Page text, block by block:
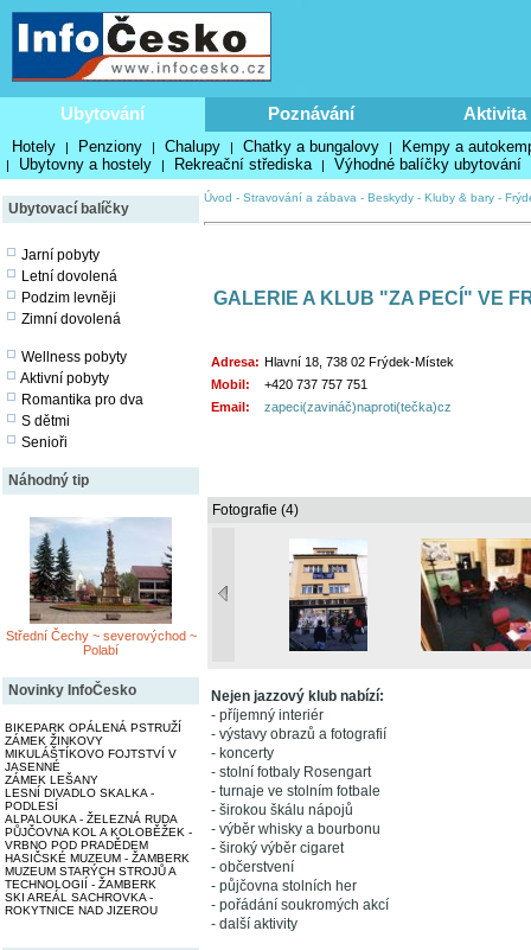
Ubytování Poznávání Aktivita
Hotely | Penziony | Chalupy | Chatky a bungalovy | Kempy a
| Ubytovny a hostely | Rekreační střediska | Výhodné balíčky ubytování
Ubytovací balíčky
Jarní pobyty
Letní dovolená
Podzim levněji
Zimní dovolená
Wellness pobyty
Aktivní pobyty
Romantika pro dva
S dětmi
Senioři
Náhodný tip
Střední Čechy ~ severovýchod ~
Polabí
Novinky InfoČesko
BIKEPARK OPÁLENÁ PSTRUŽÍ
ZÁMEK ŽINKOVY
MIKULÁŠTÍKOVO FOJTSTVÍ V
JASENNÉ
ZÁMEK LEŠANY
LESNÍ DIVADLO SKALKA -
PODLESÍ
ALPALOUKA - ŽELEZNÁ RUDA
PŮJČOVNA KOL A KOLOBĚŽEK -
VRBNO POD PRADĚDEM
HASIČSKÉ MUZEUM - ŽAMBERK
MUZEUM STARÝCH STROJŮ A
TECHNOLOGIÍ - ŽAMBERK
SKI AREÁL SACHROVKA -
ROKYTNICE NAD JIZEROU
Úvod - Stravování a zábava - Beskydy - Kluby & bary -
GALERIE A KLUB "ZA PECÍ" VE
Adresa: Hlavní 18, 738 02 Frýdek-Místek
Mobil:
+420 737 757 751
Email:
zapeci(zavináč)naproti(tečka)cz
Fotografie (4)
Nejen jazzový klub nabízí:
- příjemný interiér
- výstavy obrazů a fotografií
- koncerty
- stolní fotbaly Rosengart
- turnaje ve stolním fotbale
- širokou škálu nápojů
- výběr whisky a bourbonu
- široký výběr cigaret
- občerstvení
- půjčovna stolních her
- pořádání soukromých akcí
- další aktivity